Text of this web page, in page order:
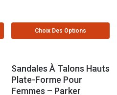
Choix Des Options
Sandales À Talons Hauts
Plate-Forme Pour
Femmes – Parker